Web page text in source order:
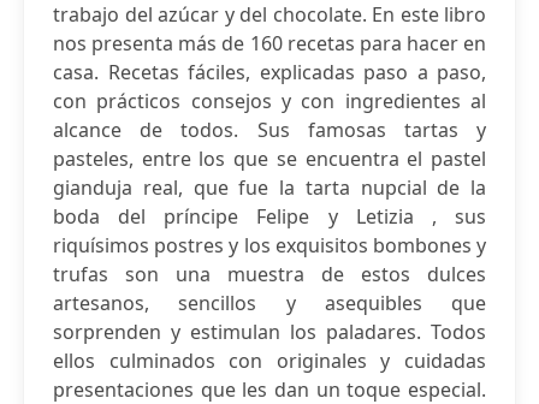
trabajo del azúcar y del chocolate. En este libro
nos presenta más de 160 recetas para hacer en
casa. Recetas fáciles, explicadas paso a paso,
con prácticos consejos y con ingredientes al
alcance de todos. Sus famosas tartas y
pasteles, entre los que se encuentra el pastel
gianduja real, que fue la tarta nupcial de la
boda del príncipe Felipe y Letizia , sus
riquísimos postres y los exquisitos bombones y
trufas son una muestra de estos dulces
artesanos, sencillos y asequibles que
sorprenden y estimulan los paladares. Todos
ellos culminados con originales y cuidadas
presentaciones que les dan un toque especial.